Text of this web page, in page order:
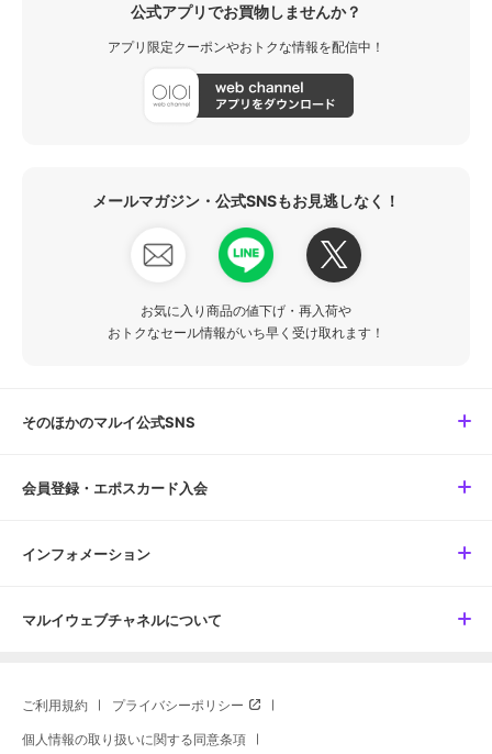
公式アプリでお買物しませんか？
アプリ限定クーポンやおトクな情報を配信中！
メールマガジン・公式SNSもお見逃しなく！
お気に入り商品の値下げ・再入荷や
おトクなセール情報がいち早く受け取れます！
そのほかのマルイ公式SNS
会員登録・エポスカード入会
インフォメーション
マルイウェブチャネルについて
ご利用規約 プライバシーポリシー
個人情報の取り扱いに関する同意条項